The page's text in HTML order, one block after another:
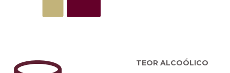
TEOR ALCOÓLICO